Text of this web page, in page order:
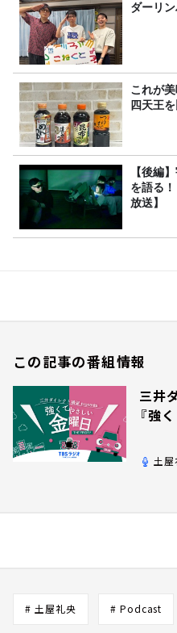
ダーリ
これが
四天王
【後編
を語る
放送】
この記事の番組情報
三井
『強
土
# 土屋礼央 # Podcast